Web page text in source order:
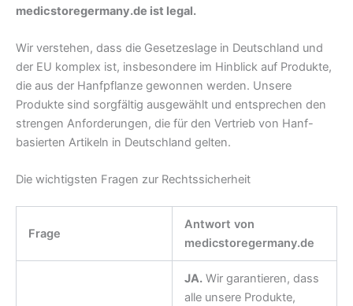
medicstoregermany.de ist legal.
Wir verstehen, dass die Gesetzeslage in Deutschland und
der EU komplex ist, insbesondere im Hinblick auf Produkte,
die aus der Hanfpflanze gewonnen werden. Unsere
Produkte sind sorgfältig ausgewählt und entsprechen den
strengen Anforderungen, die für den Vertrieb von Hanf-
basierten Artikeln in Deutschland gelten.
Die wichtigsten Fragen zur Rechtssicherheit
Frage
Antwort von
medicstoregermany.de
JA.Wir garantieren, dass
alle unsere Produkte,